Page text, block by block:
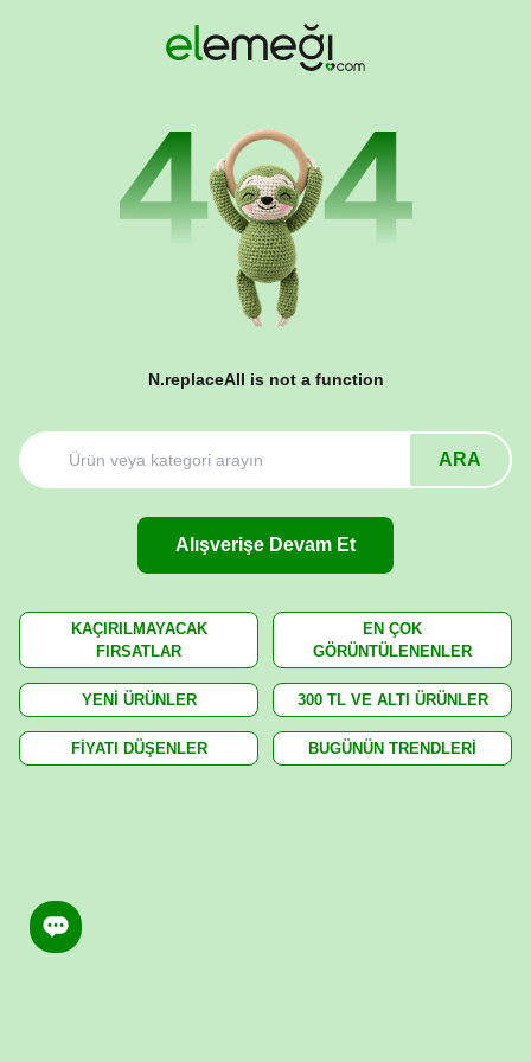
N.replaceAll is not a function
ARA
Alışverişe Devam Et
KAÇIRILMAYACAK
FIRSATLAR
EN ÇOK
GÖRÜNTÜLENENLER
YENİ ÜRÜNLER 300 TL VE ALTI ÜRÜNLER
FİYATI DÜŞENLER BUGÜNÜN TRENDLERİ